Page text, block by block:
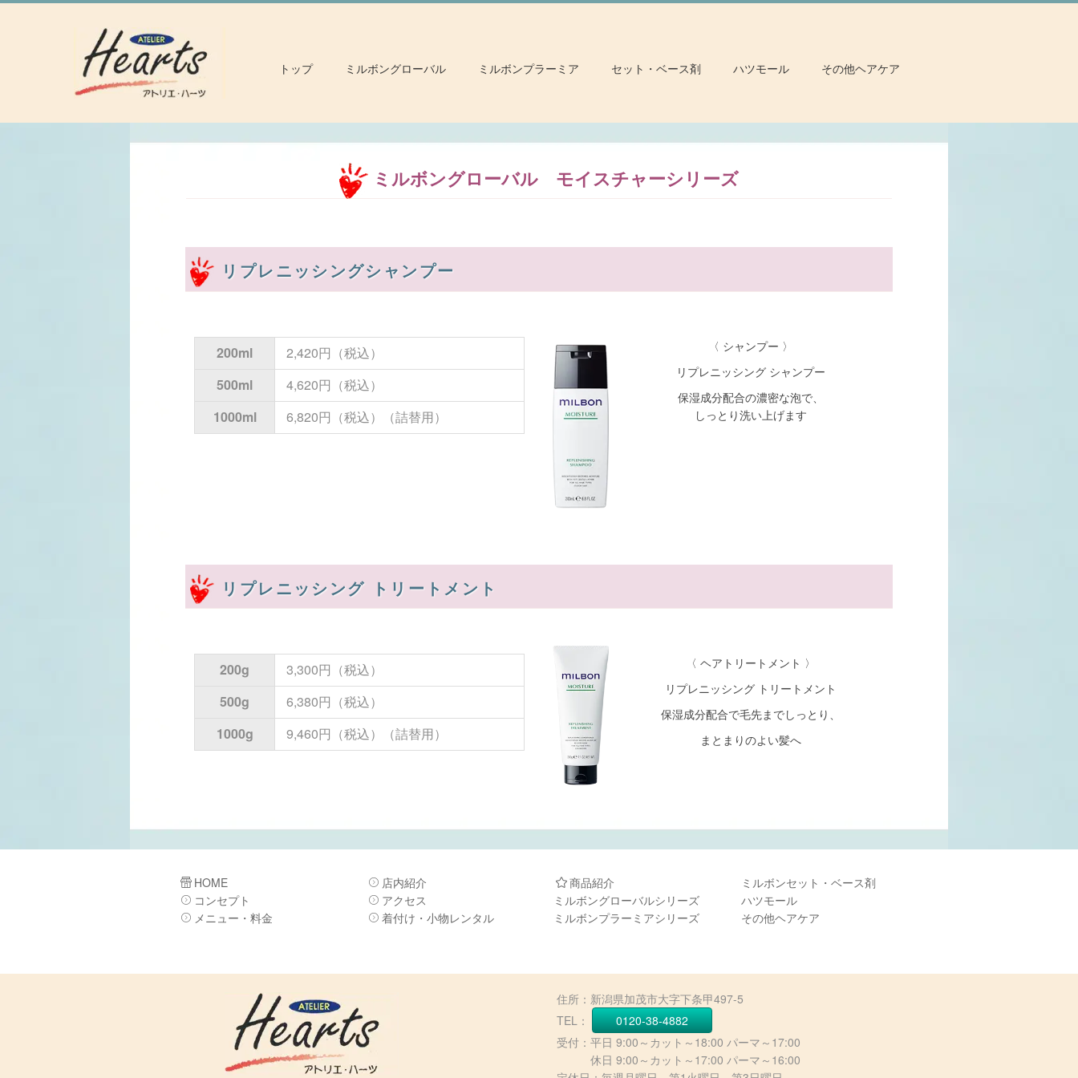
トップ ミルボングローバル ミルボンプラーミア セット・ベース剤 ハツモール その他ヘアケア
ミルボングローバル モイスチャーシリーズ
リプレニッシングシャンプー
200ml
2,420円（税込）
500ml
4,620円（税込）
1000ml
6,820円（税込）（詰替用）
〈 シャンプー 〉
リプレニッシング シャンプー
保湿成分配合の濃密な泡で、
しっとり洗い上げます
リプレニッシング トリートメント
200g
3,300円（税込）
500g
6,380円（税込）
1000g
9,460円（税込）（詰替用）
〈 ヘアトリートメント 〉
リプレニッシング トリートメント
保湿成分配合で毛先までしっとり、
まとまりのよい髪へ
HOME
コンセプト
メニュー・料金
店内紹介
アクセス
着付け・小物レンタル
商品紹介
ミルボングローバルシリーズ
ミルボンプラーミアシリーズ
ミルボンセット・ベース剤
ハツモール
その他ヘアケア
住所：新潟県加茂市大字下条甲497-5
TEL：
0120-38-4882
受付：平日 9:00～カット～18:00 パーマ～17:00
休日 9:00～カット～17:00 パーマ～16:00